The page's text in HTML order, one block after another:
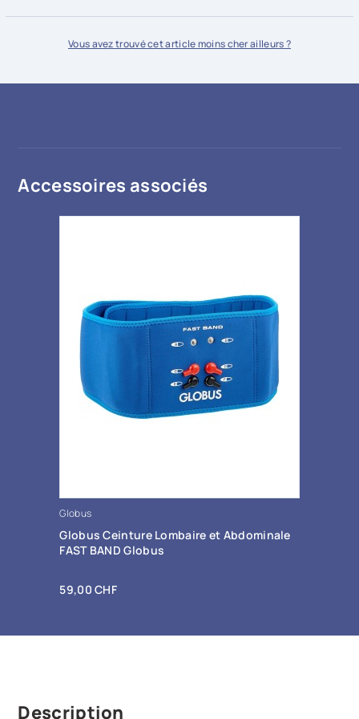
bancaire
Vous avez trouvé cet article moins cher ailleurs ?
Accessoires associés
Globus
Globus Ceinture Lombaire et Abdominale
FAST BAND Globus
Prix
59,00 CHF
Description